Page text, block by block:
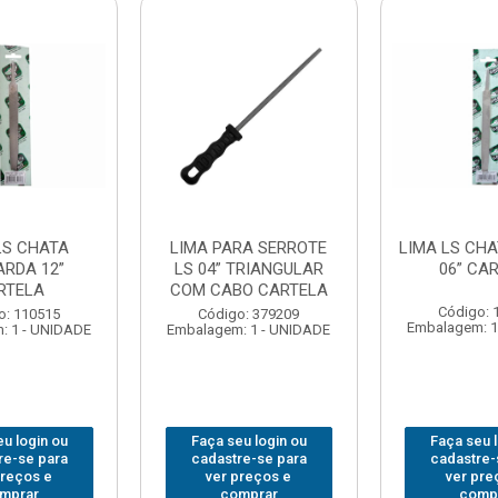
CHATA
12”
110515
1 - UNIDADE
login ou
se para
e
LIMA PARA SERROTE
LS 04” TRIANGULAR
COM CABO CARTELA
Código: 379209
Embalagem: 1 - UNIDADE
Faça seu login ou
cadastre-se para
ver preços e
comprar
LIMA LS
06”
Código:
Embalagem:
Faça seu
ver